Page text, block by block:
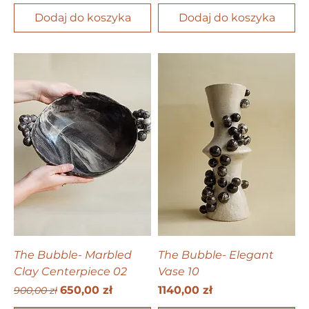
Dodaj do koszyka Dodaj do koszyka
The Bubble- Marbled
Сlay Centerpiece 02
Regularna cena
900,00 zł Cena rabatowa
650,00 zł
The Bubble- Elegant
Vase 10
Cena
1140,00 zł